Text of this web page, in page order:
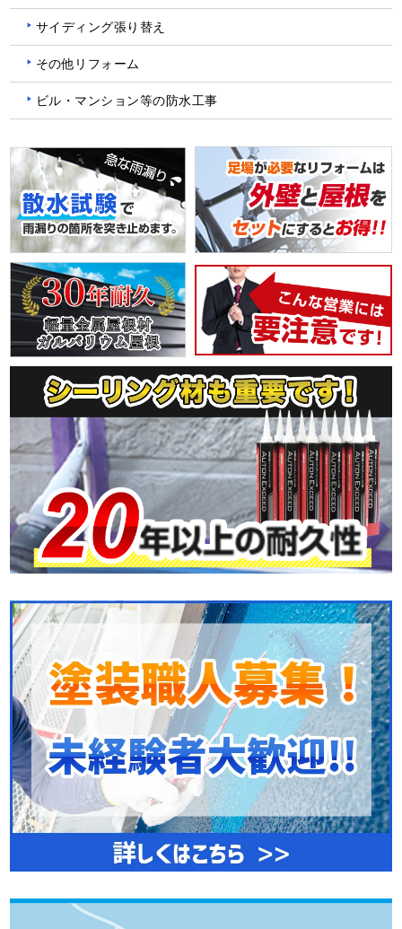
サイディング張り替え
その他リフォーム
ビル・マンション等の防水工事